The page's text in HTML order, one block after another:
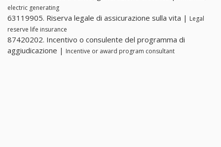
electric generating
63119905. Riserva legale di assicurazione sulla vita | Legal
reserve life insurance
87420202. Incentivo o consulente del programma di
aggiudicazione | Incentive or award program consultant